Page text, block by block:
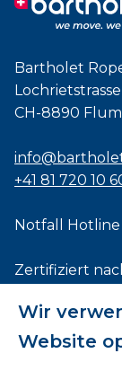
Wir
Website
Bartholet
Lochrietstrasse
CH-8890
+41 81 720 10
Notfall Hotline
Zertifiziert